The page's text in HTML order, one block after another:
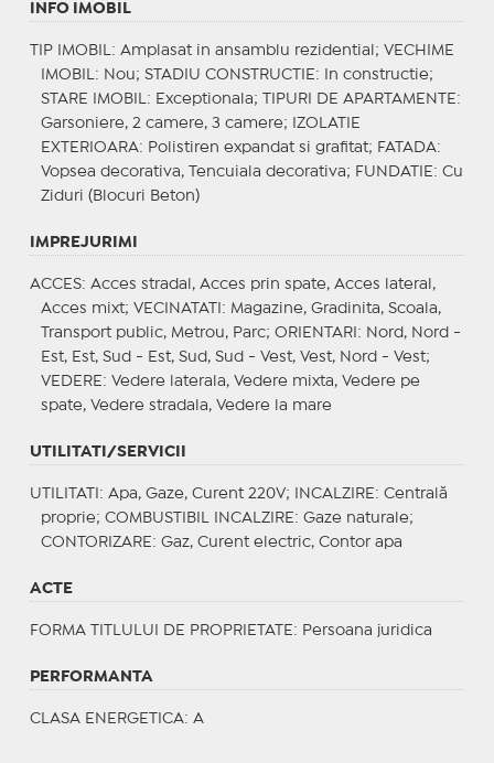
INFO IMOBIL
TIP IMOBIL : Amplasat in ansamblu rezidential; VECHIME
IMOBIL : Nou; STADIU CONSTRUCTIE : In constructie;
STARE IMOBIL : Exceptionala; TIPURI DE APARTAMENTE :
Garsoniere, 2 camere, 3 camere;
IZOLATIE
EXTERIOARA: Polistiren expandat si grafitat; FATADA:
Vopsea decorativa, Tencuiala decorativa; FUNDATIE : Cu
Ziduri (Blocuri Beton)
IMPREJURIMI
ACCES: Acces stradal, Acces prin spate, Acces lateral,
Acces mixt; VECINATATI : Magazine, Gradinita, Scoala,
Transport public, Metrou, Parc; ORIENTARI : Nord, Nord -
Est, Est, Sud - Est, Sud, Sud - Vest, Vest, Nord - Vest;
VEDERE : Vedere laterala, Vedere mixta, Vedere pe
spate, Vedere stradala, Vedere la mare
UTILITATI/SERVICII
UTILITATI : Apa, Gaze, Curent 220V; INCALZIRE : Centrală
proprie; COMBUSTIBIL INCALZIRE : Gaze naturale;
CONTORIZARE : Gaz, Curent electric, Contor apa
ACTE
FORMA TITLULUI DE PROPRIETATE : Persoana juridica
PERFORMANTA
CLASA ENERGETICA: A